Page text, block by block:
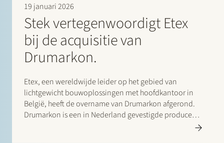
19 januari 2026
Stek vertegenwoordigt Etex
bij de acquisitie van
Drumarkon.
Etex, een wereldwijde leider op het gebied van
lichtgewicht bouwoplossingen met hoofdkantoor in
België, heeft de overname van Drumarkon afgerond.
Drumarkon is een in Nederland gevestigde producent